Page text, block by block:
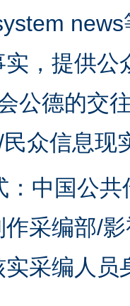
，提供
公德的交
众信息现
中国公共
采编部/
采编人员